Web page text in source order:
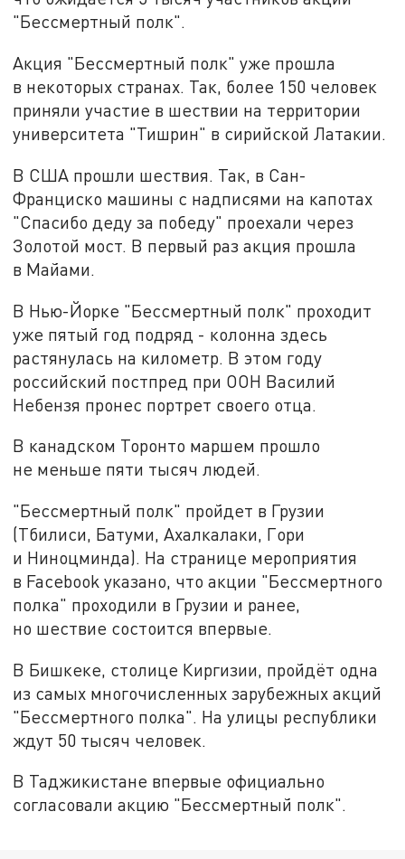
"Бессмертный полк".
Акция "Бессмертный полк" уже прошла
в некоторых странах. Так, более 150 человек
приняли участие в шествии на территории
университета "Тишрин" в сирийской Латакии.
В США прошли шествия. Так, в Сан-
Франциско машины с надписями на капотах
"Спасибо деду за победу" проехали через
Золотой мост. В первый раз акция прошла
в Майами.
В Нью-Йорке "Бессмертный полк" проходит
уже пятый год подряд - колонна здесь
растянулась на километр. В этом году
российский постпред при ООН Василий
Небензя пронес портрет своего отца.
В канадском Торонто маршем прошло
не меньше пяти тысяч людей.
"Бессмертный полк" пройдет в Грузии
(Тбилиси, Батуми, Ахалкалаки, Гори
и Ниноцминда). На странице мероприятия
в Facebook указано, что акции "Бессмертного
полка" проходили в Грузии и ранее,
но шествие состоится впервые.
В Бишкеке, столице Киргизии, пройдёт одна
из самых многочисленных зарубежных акций
"Бессмертного полка". На улицы республики
ждут 50 тысяч человек.
В Таджикистане впервые официально
согласовали акцию "Бессмертный полк".